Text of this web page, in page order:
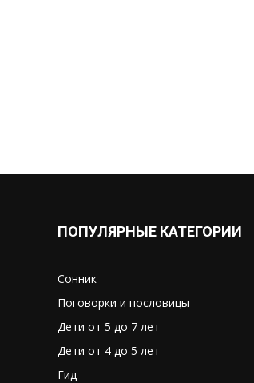
ПОПУЛЯРНЫЕ КАТЕГОРИИ
Сонник
Поговорки и пословицы
Дети от 5 до 7 лет
Дети от 4 до 5 лет
Гид